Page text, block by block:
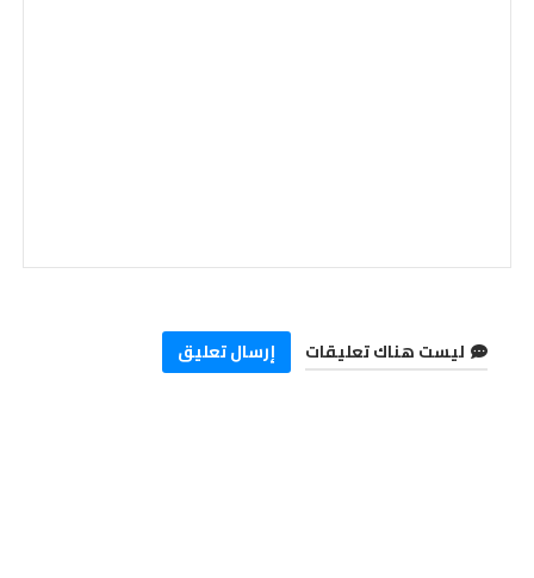
ليست هناك تعليقات إرسال تعليق